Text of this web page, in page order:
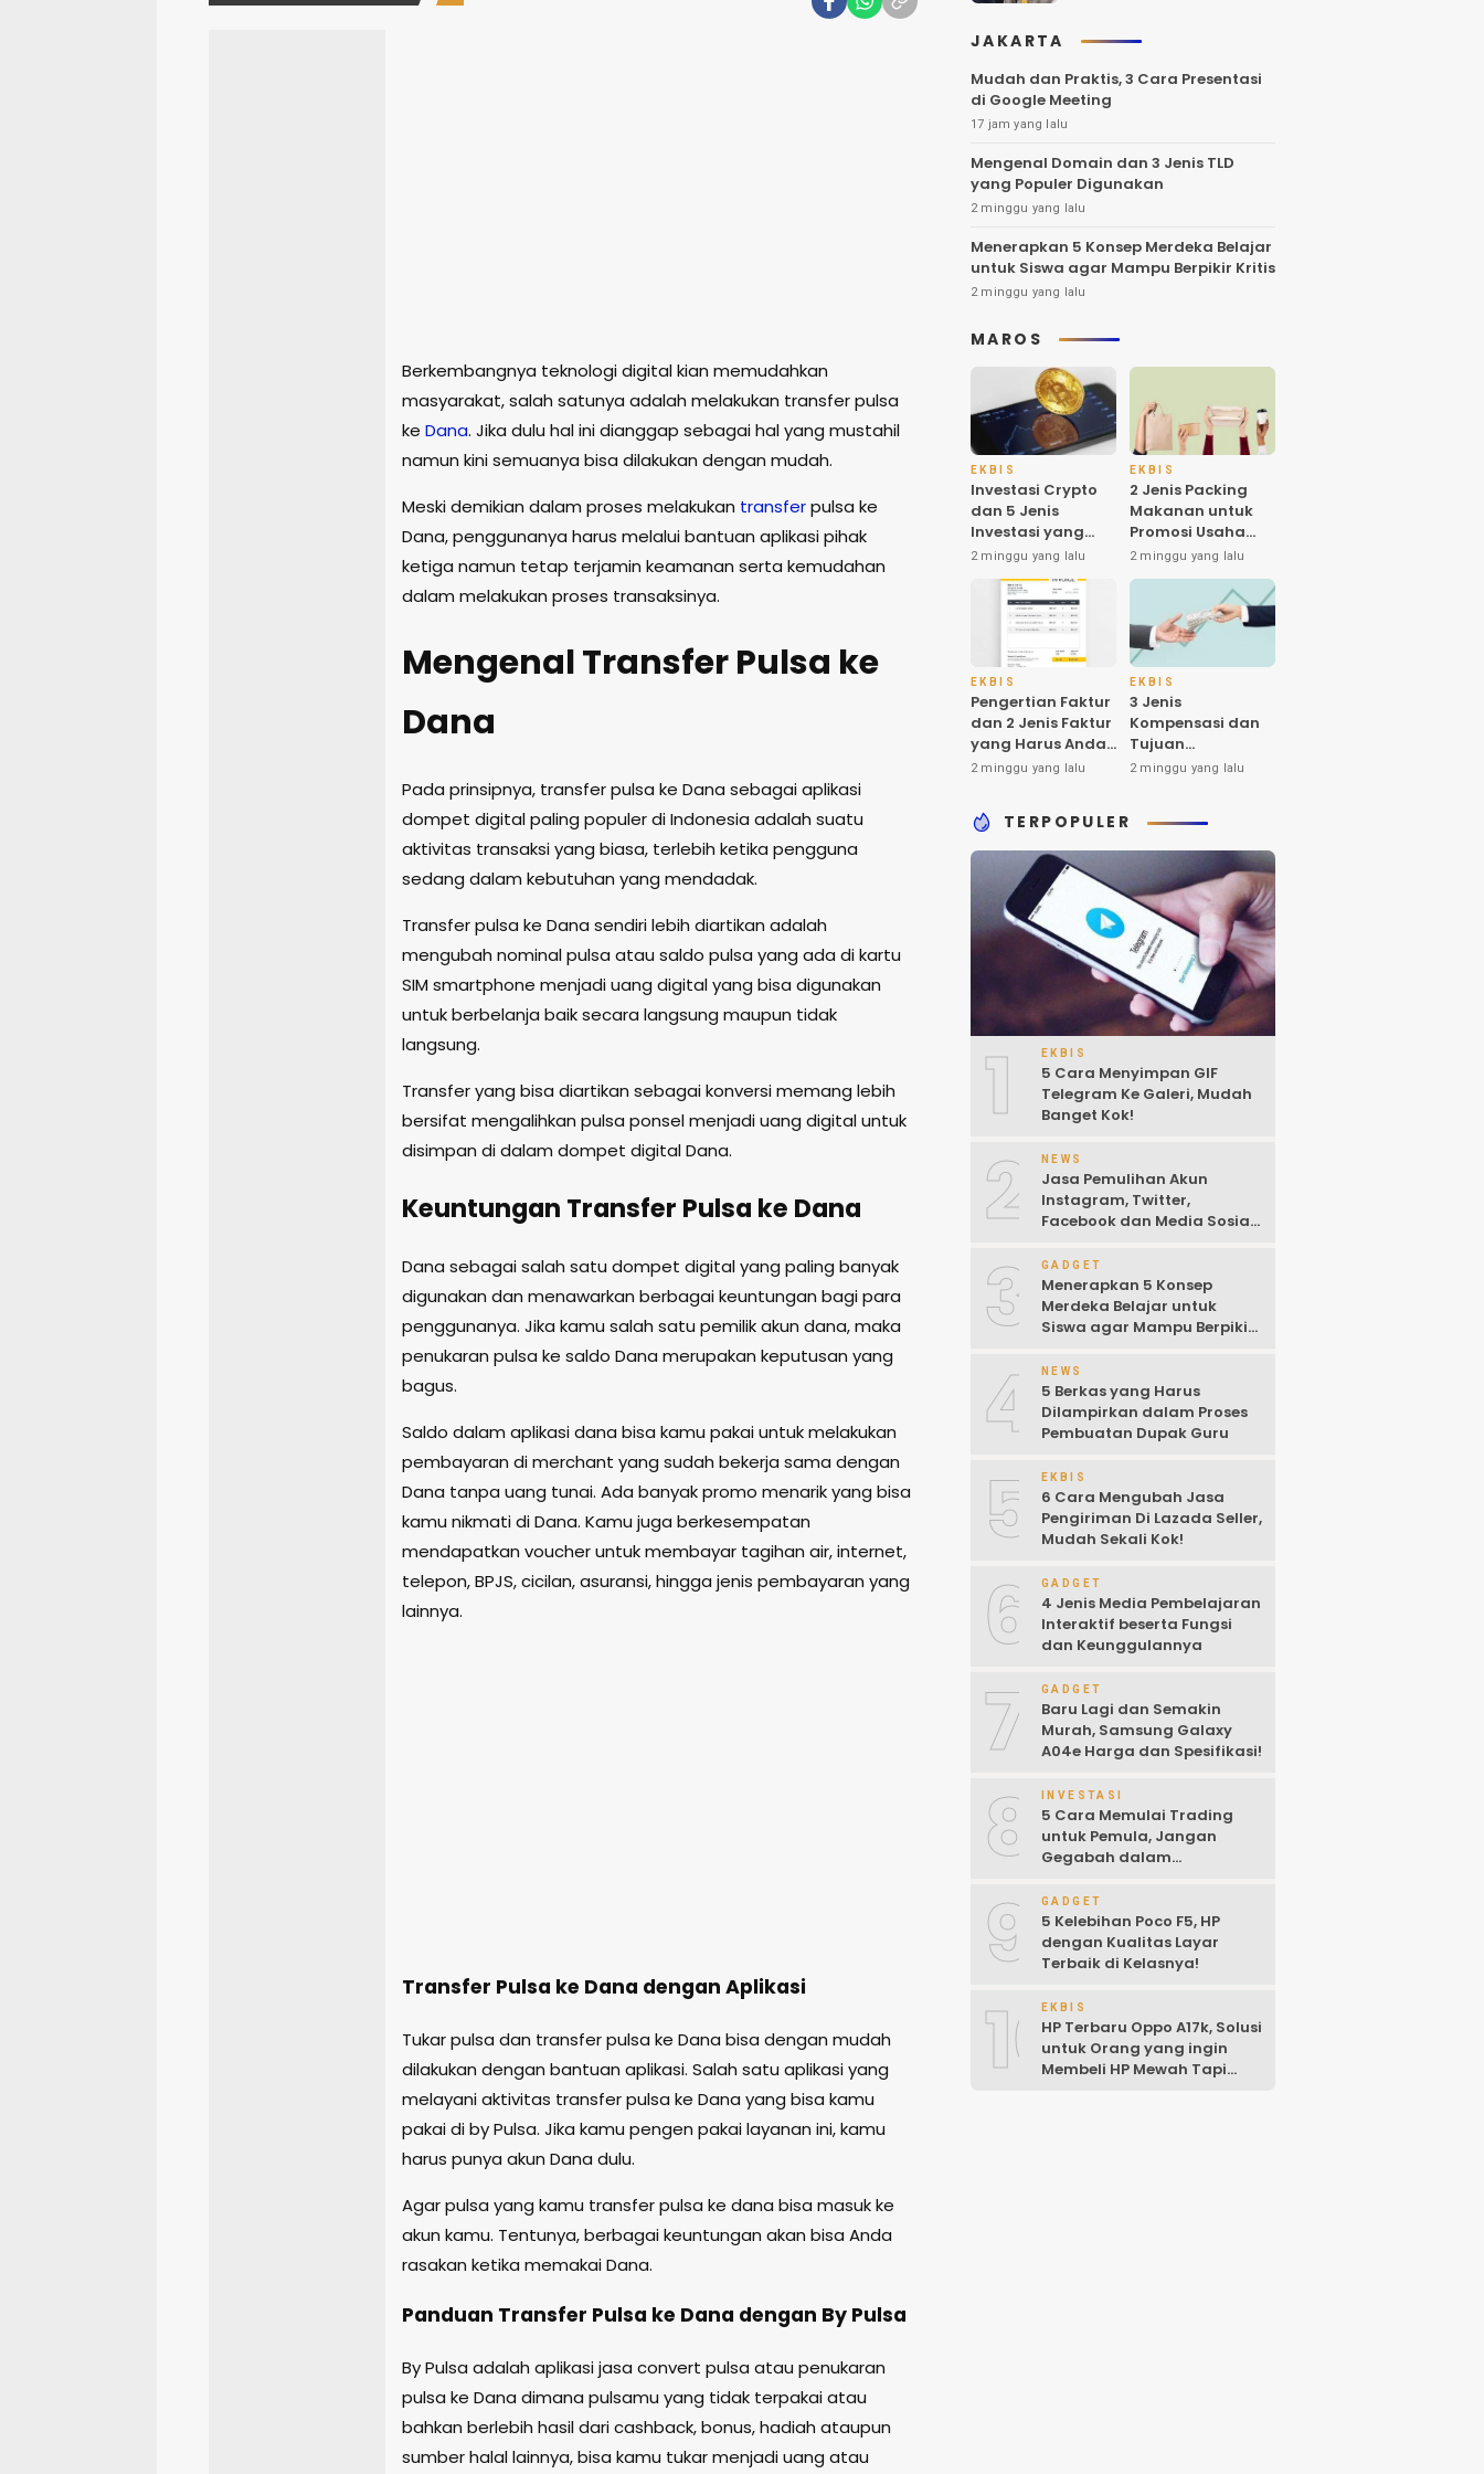
Berkembangnya teknologi digital kian memudahkan
masyarakat, salah satunya adalah melakukan transfer pulsa
ke Dana. Jika dulu hal ini dianggap sebagai hal yang mustahil
namun kini semuanya bisa dilakukan dengan mudah.
Meski demikian dalam proses melakukan transferpulsa ke
Dana, penggunanya harus melalui bantuan aplikasi pihak
ketiga namun tetap terjamin keamanan serta kemudahan
dalam melakukan proses transaksinya.
Mengenal Transfer Pulsa ke
Dana
Pada prinsipnya, transfer pulsa ke Dana sebagai aplikasi
dompet digital paling populer di Indonesia adalah suatu
aktivitas transaksi yang biasa, terlebih ketika pengguna
sedang dalam kebutuhan yang mendadak.
Transfer pulsa ke Dana sendiri lebih diartikan adalah
mengubah nominal pulsa atau saldo pulsa yang ada di kartu
SIM smartphone menjadi uang digital yang bisa digunakan
untuk berbelanja baik secara langsung maupun tidak
langsung.
Transfer yang bisa diartikan sebagai konversi memang lebih
bersifat mengalihkan pulsa ponsel menjadi uang digital untuk
disimpan di dalam dompet digital Dana.
Keuntungan Transfer Pulsa ke Dana
Dana sebagai salah satu dompet digital yang paling banyak
digunakan dan menawarkan berbagai keuntungan bagi para
penggunanya. Jika kamu salah satu pemilik akun dana, maka
penukaran pulsa ke saldo Dana merupakan keputusan yang
bagus.
Saldo dalam aplikasi dana bisa kamu pakai untuk melakukan
pembayaran di merchant yang sudah bekerja sama dengan
Dana tanpa uang tunai. Ada banyak promo menarik yang bisa
kamu nikmati di Dana. Kamu juga berkesempatan
mendapatkan voucher untuk membayar tagihan air, internet,
telepon, BPJS, cicilan, asuransi, hingga jenis pembayaran yang
lainnya.
Transfer Pulsa ke Dana dengan Aplikasi
Tukar pulsa dan transfer pulsa ke Dana bisa dengan mudah
dilakukan dengan bantuan aplikasi. Salah satu aplikasi yang
melayani aktivitas transfer pulsa ke Dana yang bisa kamu
pakai di by Pulsa. Jika kamu pengen pakai layanan ini, kamu
harus punya akun Dana dulu.
Agar pulsa yang kamu transfer pulsa ke dana bisa masuk ke
akun kamu. Tentunya, berbagai keuntungan akan bisa Anda
rasakan ketika memakai Dana.
Panduan Transfer Pulsa ke Dana dengan By Pulsa
By Pulsa adalah aplikasi jasa convert pulsa atau penukaran
pulsa ke Dana dimana pulsamu yang tidak terpakai atau
bahkan berlebih hasil dari cashback, bonus, hadiah ataupun
sumber halal lainnya, bisa kamu tukar menjadi uang atau
JAKARTA
Mudah dan Praktis, 3 Cara Presentasi
di Google Meeting
17 jam yang lalu
Mengenal Domain dan 3 Jenis TLD
yang Populer Digunakan
2 minggu yang lalu
Menerapkan 5 Konsep Merdeka Belajar
untuk Siswa agar Mampu Berpikir Kritis
2 minggu yang lalu
MAROS
EKBIS
Investasi Crypto
dan 5 Jenis
Investasi yang
Banyak Diminati
oleh Investornya
di Indonesia
2 minggu yang lalu
EKBIS
2 Jenis Packing
Makanan untuk
Promosi Usaha
dan Higienitas
Produk
2 minggu yang lalu
EKBIS
Pengertian Faktur
dan 2 Jenis Faktur
yang Harus Anda
Ketahui
2 minggu yang lalu
EKBIS
3 Jenis
Kompensasi dan
Tujuan
Pemberiannya
2 minggu yang lalu
TERPOPULER
1 EKBIS
5 Cara Menyimpan GIF
Telegram Ke Galeri, Mudah
Banget Kok!
2 NEWS
Jasa Pemulihan Akun
Instagram, Twitter,
Facebook dan Media Sosial
2022)
3 GADGET
Menerapkan 5 Konsep
Merdeka Belajar untuk
Siswa agar Mampu Berpikir
4 NEWS
5 Berkas yang Harus
Dilampirkan dalam Proses
Pembuatan Dupak Guru
5 EKBIS
6 Cara Mengubah Jasa
Pengiriman Di Lazada Seller,
Mudah Sekali Kok!
6 GADGET
4 Jenis Media Pembelajaran
Interaktif beserta Fungsi
dan Keunggulannya
7 GADGET
Baru Lagi dan Semakin
Murah, Samsung Galaxy
A04e Harga dan Spesifikasi!
8 INVESTASI
5 Cara Memulai Trading
untuk Pemula, Jangan
Gegabah dalam
9 GADGET
5 Kelebihan Poco F5, HP
dengan Kualitas Layar
Terbaik di Kelasnya!
10EKBIS
HP Terbaru Oppo A17k, Solusi
untuk Orang yang ingin
Membeli HP Mewah Tapi